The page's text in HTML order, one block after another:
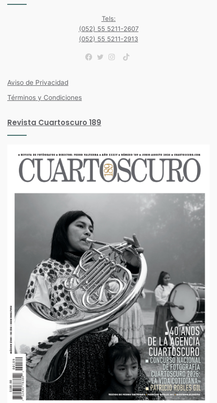
Tels:
(052) 55 5211-2607
(052) 55 5211-2913
TikTok
Aviso de Privacidad
Términos y Condiciones
Revista Cuartoscuro 189